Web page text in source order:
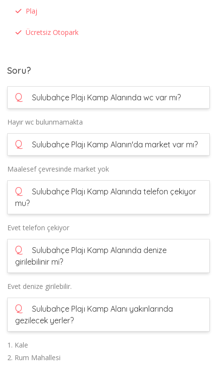
Plaj
Ücretsiz Otopark
Soru?
Q Sulubahçe Plajı Kamp Alanında wc var mı?
Hayır wc bulunmamakta
Q Sulubahçe Plajı Kamp Alanın'da market var mı?
Maalesef çevresinde market yok
Q
Sulubahçe Plajı Kamp Alanında telefon çekiyor
mu?
Evet telefon çekiyor
Q
Sulubahçe Plajı Kamp Alanında denize
girilebilinir mi?
Evet denize girilebilir.
Q
Sulubahçe Plajı Kamp Alanı yakınlarında
gezilecek yerler?
1. Kale
2. Rum Mahallesi